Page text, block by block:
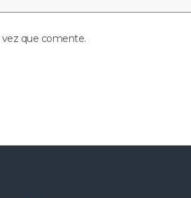
vez que comente.